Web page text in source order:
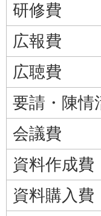
研修費
広報費
広聴費
要請・陳情
会議費
資料作成費
資料購入費